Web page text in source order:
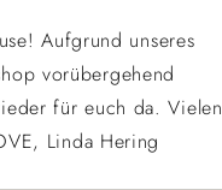
Aufgrund unseres
vorübergehend
für euch da. Vielen
Linda Hering